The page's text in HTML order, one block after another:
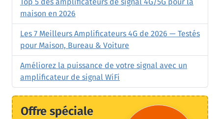
maison en 2026
Les 7 Meilleurs Amplificateurs 4G de 2026 — Testés
pour Maison, Bureau & Voiture
Améliorez la puissance de votre signal avec un
amplificateur de signal WiFi
Offre spéciale